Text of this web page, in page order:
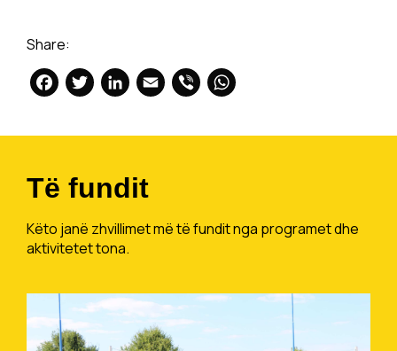
Share:
Facebook
Twitter
LinkedIn
Email
Viber
Të fundit
Këto janë zhvillimet më të fundit nga programet dhe
aktivitetet tona.